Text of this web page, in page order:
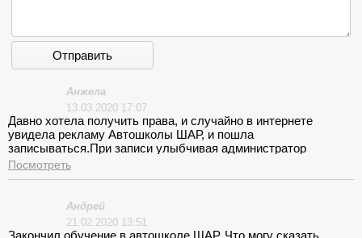
Отправить
Анжела
13.03.2020 17:07
Давно хотела получить права, и случайно в интернете
увидела рекламу Автошколы ШАР, и пошла
записываться.При записи улыбчивая администратор
рассказала про оплату и срок обучения.Выдала учебник по
ПДД, бесплатно)))Осталась очень довольна обучением,
важно удобно добираться, рядом с домом.Площадка для
практики находилась рядом с метро.Рекомендую всем эту
Автошколу.
Посмотреть
Андрей
21.02.2020 13:51
Закончил обучение в автошколе ШАР. Что могу сказать,